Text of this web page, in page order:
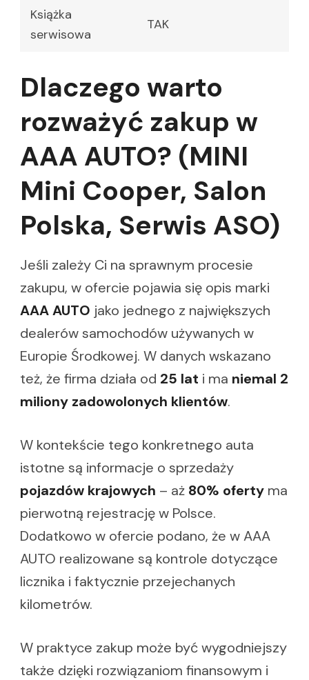
Książka
serwisowa
TAK
Dlaczego warto
rozważyć zakup w
AAA AUTO? (MINI
Mini Cooper, Salon
Polska, Serwis ASO)
Jeśli zależy Ci na sprawnym procesie
zakupu, w ofercie pojawia się opis marki
AAA AUTO jako jednego z największych
dealerów samochodów używanych w
Europie Środkowej. W danych wskazano
też, że firma działa od 25 lat i ma niemal 2
miliony zadowolonych klientów.
W kontekście tego konkretnego auta
istotne są informacje o sprzedaży
pojazdów krajowych – aż 80% oferty ma
pierwotną rejestrację w Polsce.
Dodatkowo w ofercie podano, że w AAA
AUTO realizowane są kontrole dotyczące
licznika i faktycznie przejechanych
kilometrów.
W praktyce zakup może być wygodniejszy
także dzięki rozwiązaniom finansowym i